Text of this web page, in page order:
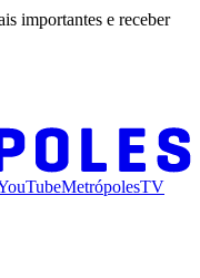
importantes e receber
MetrópolesTV